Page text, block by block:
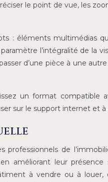
le point de vue, les
: éléments multimédias
l’intégralité de la
d’une pièce à une
un format
sur le support internet et
professionnels de
améliorant leur présence
à vendre ou à louer,